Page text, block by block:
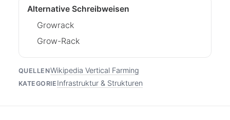
Alternative Schreibweisen
Growrack
Grow-Rack
QUELLENWikipedia Vertical Farming
KATEGORIE Infrastruktur & Strukturen